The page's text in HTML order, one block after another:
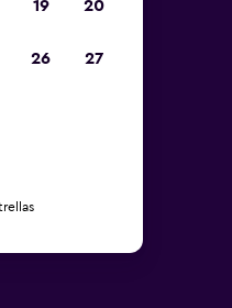
19 20
26 27